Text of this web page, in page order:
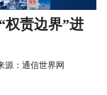
权责边界”进
源：通信世界网